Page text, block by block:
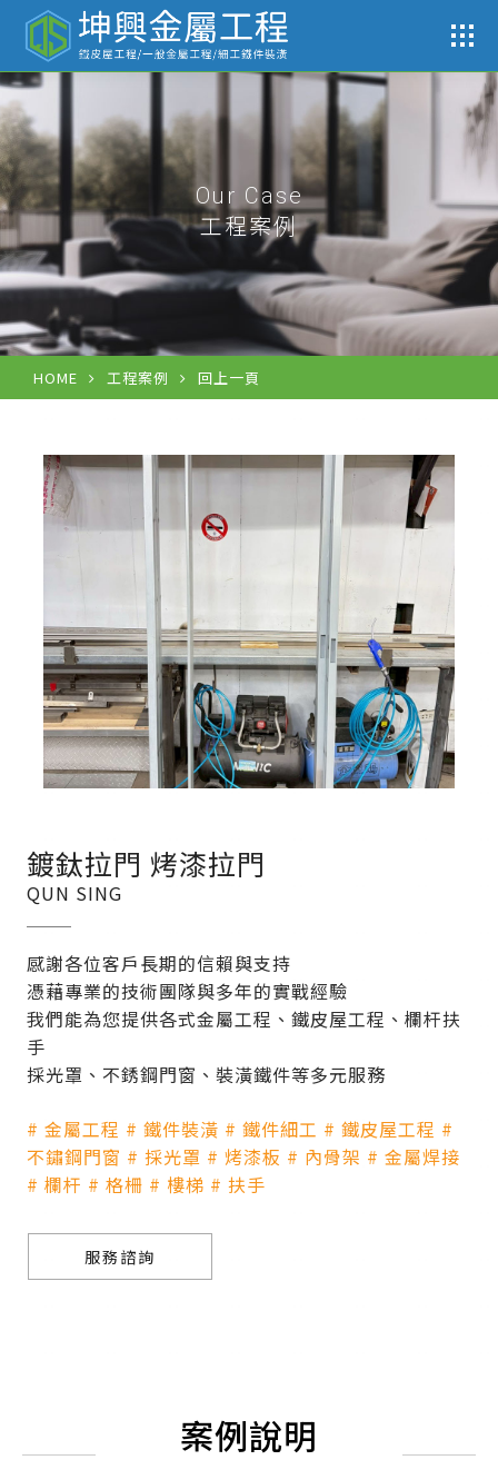
Our Case
工程案例
HOME 工程案例 回上一頁
鍍鈦拉門 烤漆拉門
QUN SING
感謝各位客戶長期的信賴與支持
憑藉專業的技術團隊與多年的實戰經驗
我們能為您提供各式金屬工程、鐵皮屋工程、欄杆扶
手
採光罩、不銹鋼門窗、裝潢鐵件等多元服務
# 金屬工程 # 鐵件裝潢 # 鐵件細工 # 鐵皮屋工程 #
不鏽鋼門窗 # 採光罩 # 烤漆板 # 內骨架 # 金屬焊接
# 欄杆 # 格柵 # 樓梯 # 扶手
服務諮詢
案例說明